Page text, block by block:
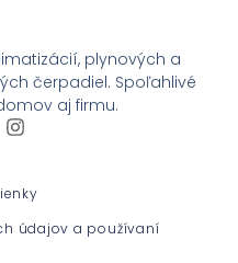
plynových a
čerpadiel. Spoľahlivé
aj firmu.
údajov a používaní